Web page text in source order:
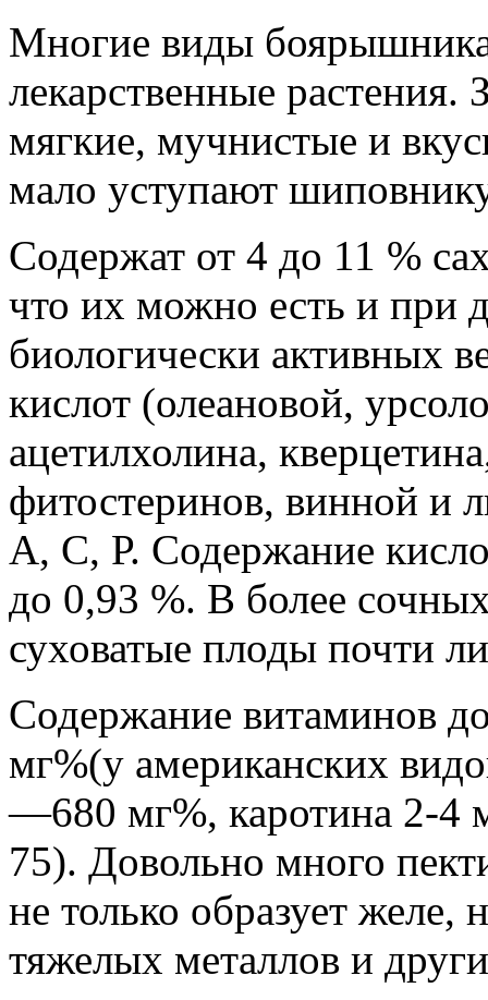
Многие виды
лекарственные
мягкие, мучнистые и
мало уступают
Содержат от 4 до 11 %
что их можно есть и при
биологически активных
кислот (олеановой,
ацетилхолина,
фитостеринов, винной и
А, С, Р. Содержание
до 0,93 %. В более
суховатые плоды почти
Содержание витаминов
мг%(у американских
—680 мг%, каротина 2-4
75). Довольно много
не только образует желе,
тяжелых металлов и